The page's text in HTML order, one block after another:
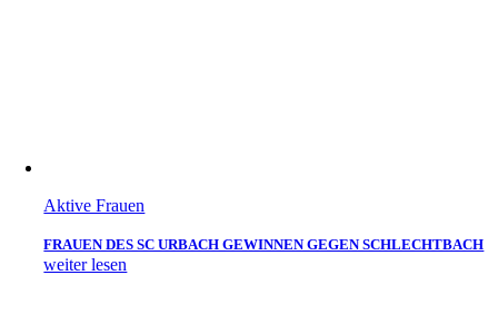
Aktive Frauen
FRAUEN DES SC URBACH GEWINNEN GEGEN SCHLECHTBACH
weiter lesen